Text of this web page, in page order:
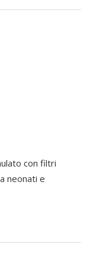
con filtri
neonati e